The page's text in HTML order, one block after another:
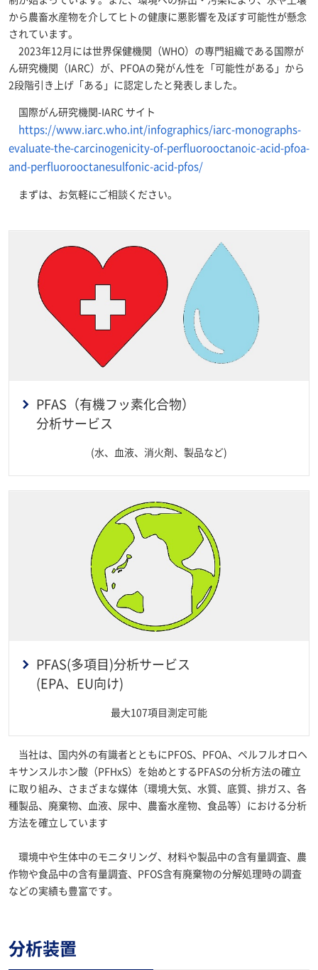
から農畜水産物を介してヒトの健康に悪影響を及ぼす可能性が懸念
されています。
2023年12月には世界保健機関（WHO）の専門組織である国際が
ん研究機関（IARC）が、PFOAの発がん性を「可能性がある」から
2段階引き上げ「ある」に認定したと発表しました。
国際がん研究機関-IARC サイト
https://www.iarc.who.int/infographics/iarc-monographs-
evaluate-the-carcinogenicity-of-perfluorooctanoic-acid-pfoa-
and-perfluorooctanesulfonic-acid-pfos/
まずは、お気軽にご相談ください。
PFAS（有機フッ素化合物）
分析サービス
(水、血液、消火剤、製品など)
PFAS(多項目)分析サービス
(EPA、EU向け)
最大107項目測定可能
当社は、国内外の有識者とともにPFOS、PFOA、ペルフルオロヘ
キサンスルホン酸（PFHxS）を始めとするPFASの分析方法の確立
に取り組み、さまざまな媒体（環境大気、水質、底質、排ガス、各
種製品、廃棄物、血液、尿中、農畜水産物、食品等）における分析
方法を確立しています
環境中や生体中のモニタリング、材料や製品中の含有量調査、農
作物や食品中の含有量調査、PFOS含有廃棄物の分解処理時の調査
などの実績も豊富です。
分析装置